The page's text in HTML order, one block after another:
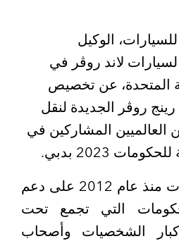
الوكيل
لاند روڤر في
المتحدة، عن تخصيص
روڤر الجديدة لنقل
العالميين المشاركين في
2023 بدبي.
دأبت الطاير للسيارات منذ عام 2012 على دعم
التي تجمع تحت
الشخصيات وأصحاب